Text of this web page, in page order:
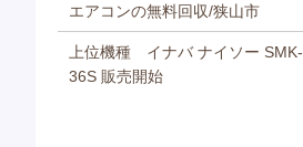
エアコンの無料回収/狭山市
上位機種 イナバ ナイソー SMK-
36S 販売開始